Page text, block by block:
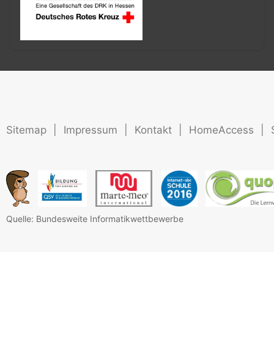
Sitemap Impressum Kontakt HomeAccess
Quelle: Bundesweite Informatikwettbewerbe